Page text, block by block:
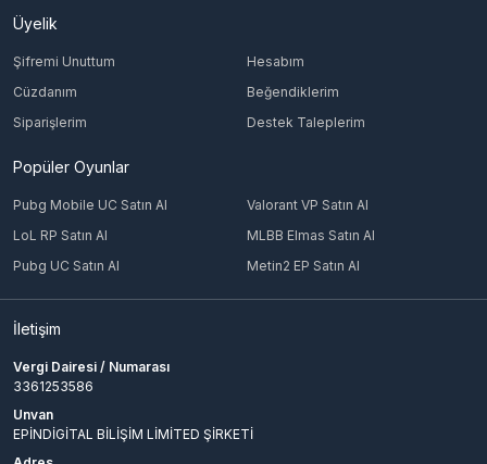
Üyelik
Şifremi Unuttum
Hesabım
Cüzdanım
Beğendiklerim
Siparişlerim
Destek Taleplerim
Popüler Oyunlar
Pubg Mobile UC Satın Al
Valorant VP Satın Al
LoL RP Satın Al
MLBB Elmas Satın Al
Pubg UC Satın Al
Metin2 EP Satın Al
İletişim
Vergi Dairesi / Numarası
3361253586
Unvan
EPİNDİGİTAL BİLİŞİM LİMİTED ŞİRKETİ